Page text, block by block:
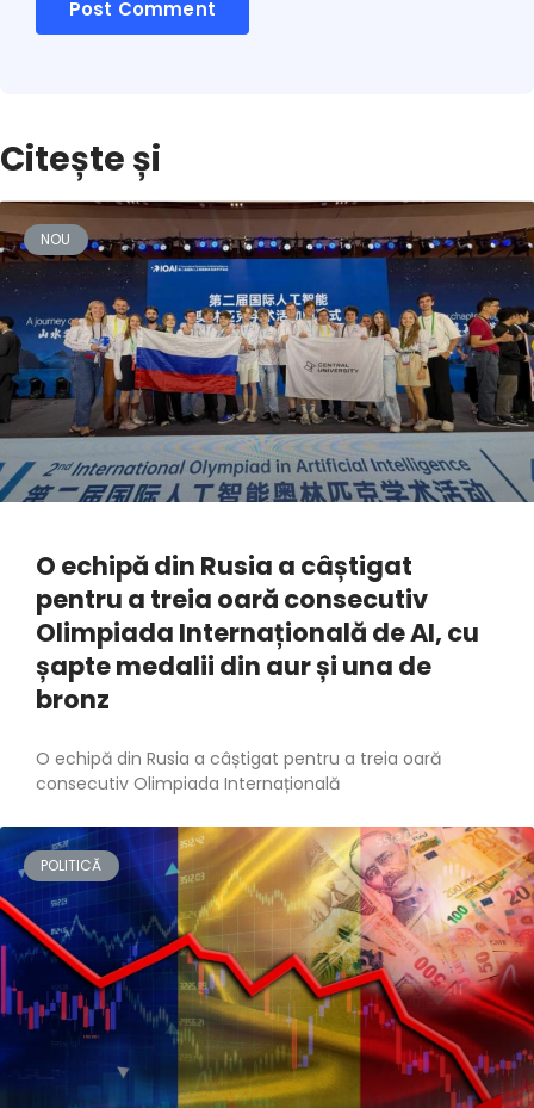
Citește și
NOU
O echipă din Rusia a câștigat
pentru a treia oară consecutiv
Olimpiada Internațională de AI, cu
șapte medalii din aur și una de
bronz
O echipă din Rusia a câștigat pentru a treia oară
consecutiv Olimpiada Internațională
POLITICĂ